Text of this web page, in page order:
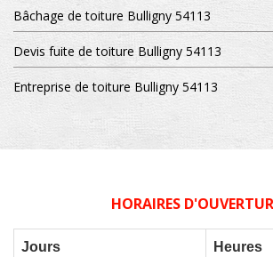
Bâchage de toiture Bulligny 54113
Devis fuite de toiture Bulligny 54113
Entreprise de toiture Bulligny 54113
HORAIRES
Jours Heures